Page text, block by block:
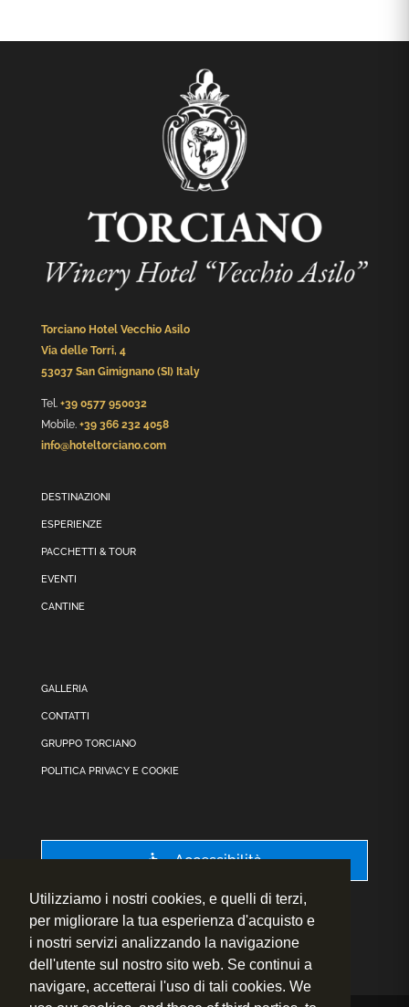
Utilizziamo i nostri cookies, e quelli di terzi,
per migliorare la tua esperienza d'acquisto e
i nostri servizi analizzando la navigazione
dell'utente sul nostro sito web. Se continui a
navigare, accetterai l'uso di tali cookies. We
Torciano Hotel Vecchio Asilo
Via delle Torri, 4
53037 San Gimignano (SI) Italy
Tel. +39 0577 950032
Mobile. +39 366 232 4058
info@hoteltorciano.com
DESTINAZIONI
ESPERIENZE
PACCHETTI & TOUR
EVENTI
CANTINE
GALLERIA
CONTATTI
GRUPPO TORCIANO
POLITICA PRIVACY E COOKIE
Accessibilità